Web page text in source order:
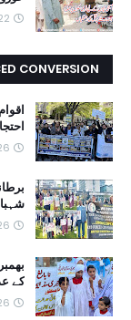
CONVERSION
کے